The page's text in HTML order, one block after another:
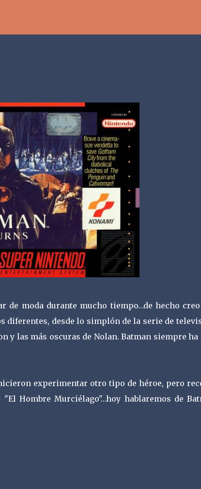
[PS5] PLAYSTATION 5 2025 BANDAI NAMCO
de moda durante mucho tiempo…de hecho creo
diferentes, desde lo simplón de la serie de
y las más oscuras de Nolan. Batman siempre ha
experimentar otro tipo de héroe, pero
Hombre Murciélago"…hoy hablaremos de